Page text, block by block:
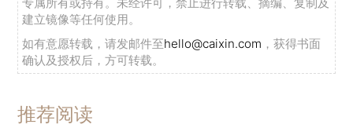
建立镜像等任何使用。
如有意愿转载，请发邮件至hello@caixin.com ，获得书面
确认及授权后，方可转载。
推荐阅读